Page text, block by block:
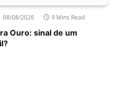
08/08/2026 9 Mins Read
Ouro: sinal de um